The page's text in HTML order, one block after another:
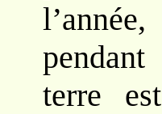
terre